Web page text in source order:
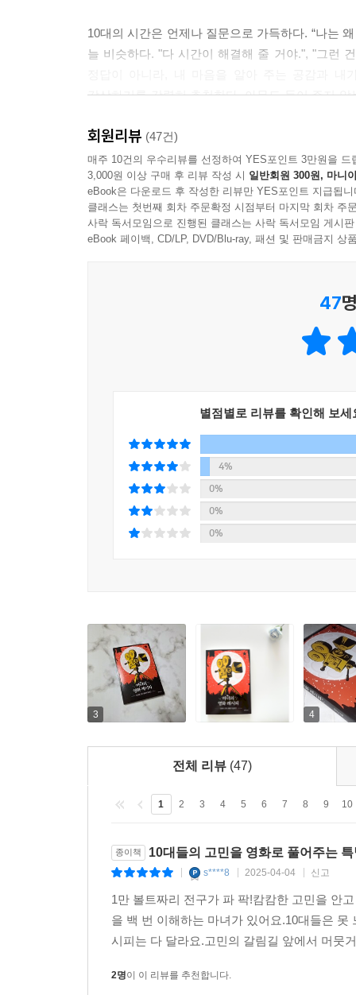
10대의 시간은 언제나 질문으로 가득하다. “나는
늘 비슷하다. "다 시간이 해결해 줄 거야.", "그런
감상하기를 강력히 추천한다. 아무도 들어 주지
『마녀의 영화 레시피』는 10대들의 고민에 맞춘
통해 고민에 맞는 영화를 만나며 성장해 나가는
책이다. 중학교 마지막 여름방학을 보내는 ‘준희
청소년들에게는 마음의 길잡이가, 부모와 교사들
청소년들에게 영화는 때때로 사치처럼 여겨지
삶을 간접적으로 체험하고, 해 보고 싶었던 일들
“영화를 보며 무언가를 배웠다고 생각한다면
그건 스스로 가르침을 발견할 수 있는 힘이 생겼기
√ 자신감을 키우고 싶을 때 → 〈알라딘〉, 〈아이
√ 용기가 필요할 때 → 〈빌리 엘리어트〉, 〈헬프
『마녀의 영화 레시피』는 영화를 통해 스스로
10대들이 자주 고민하는 6가지 키워드로 영화를
할 작품들을 엄선했다. 각 영화는 지금의 청소년
직면해 있고, 자신만의 방식으로 이를 해결해 나간
찾고 함께 성장하는 경험을 선사할 것이다.
“영화는 깨달음을 주는 좋은 스승이 되기도 하
가르침을 발견할 수 있는 힘이 생겼기 때문일 거야
회원리뷰 (47건)
매주 10건의 우수리뷰를 선정하여 YES포인트 3만원을 드
3,000원 이상 구매 후 리뷰 작성 시 일반회원 300원, 마니
eBook은 다운로드 후 작성한 리뷰만 YES포인트 지급됩니
클래스는 첫번째 회차 주문확정 시점부터 마지막 회차 주
사락 독서모임으로 진행된 클래스는 사락 독서모임 게시
eBook 페이백, CD/LP, DVD/Blu-ray, 패션 및 판매금지 상
47
별점별로 리뷰를 확인해 보세
4%
0%
0%
0%
3 4
전체 리뷰 (47)
1 2 3 4 5 6 7 8 9 10
종이책 10대들의 고민을 영화로 풀어주는
s****8 2025-04-04 신고
1만 볼트짜리 전구가 파 팍!캄캄한 고민을 안
을 백 번 이해하는 마녀가 있어요.10대들은
시피는 다 달라요.고민의 갈림길 앞에서 머뭇
2명이 이 리뷰를 추천합니다.